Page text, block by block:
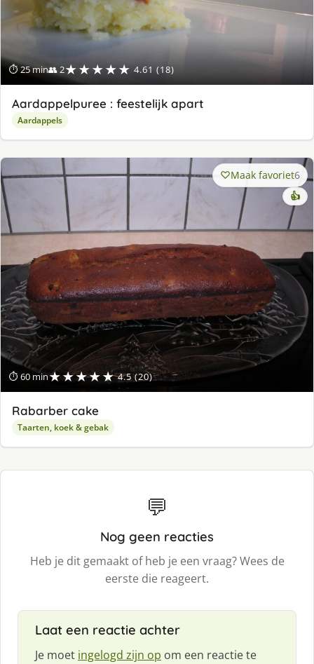
⏱ 25 min👥 2★★★★★ 4.61 (18)
Aardappelpuree : feestelijk apart
Aardappels
⏱ 60 min★★★★★ 4.5 (20)
Maak favoriet6
👍
Rabarber cake
Taarten, koek & gebak
💬
Nog geen reacties
Heb je dit gemaakt of heb je een vraag? Wees de
eerste die reageert.
Laat een reactie achter
Je moet ingelogd zijn op om een reactie te